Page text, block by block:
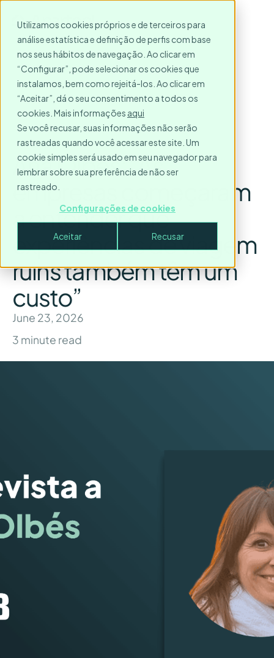
Utilizamos cookies próprios e de terceiros para
análise estatística e definição de perfis com base
nos seus hábitos de navegação. Ao clicar em
“Configurar”, pode selecionar os cookies que
instalamos, bem como rejeitá-los. Ao clicar em
“Aceitar”, dá o seu consentimento a todos os
cookies. Mais informações aqui
Se você recusar, suas informações não serão
rastreadas quando você acessar este site. Um
cookie simples será usado em seu navegador para
lembrar sobre sua preferência de não ser
rastreado.
Configurações de cookies
Aceitar Recusar
Ana Olbés: “As
empresas começaram
a entender que
experiências de viagem
ruins também têm um
custo”
June 23, 2026
3 minute read